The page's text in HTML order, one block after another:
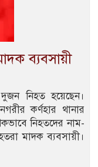
ব্যবসায়ী
দুজন নিহত হয়েছেন।
কর্ণহার থানার
নিহতদের নাম-
মাদক ব্যবসায়ী।